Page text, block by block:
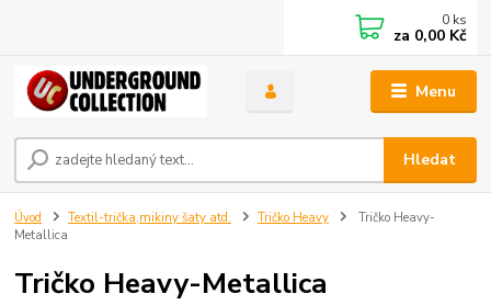
Menu
Hledat
0 ks
za 0,00 Kč
Úvod Textil-trička,mikiny šaty atd. Tričko Heavy
Tričko Heavy-
Metallica
Tričko Heavy-Metallica